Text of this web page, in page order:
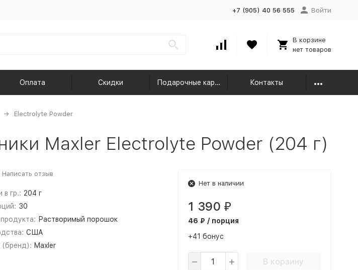
+7 (905) 40 56 555 Войти
В корзине
нет товаров
Оплата Скидки Подарочные карты Контакты
Electrolyte Powder
Maxler Electrolyte Powder (204 г)
Написать отзыв
в гр.: 204 г
30
Растворимый порошок
США
(бренд): Maxler
Нет в наличии
1 390 ₽
46 ₽ / порция
+41 бонус
В корзину